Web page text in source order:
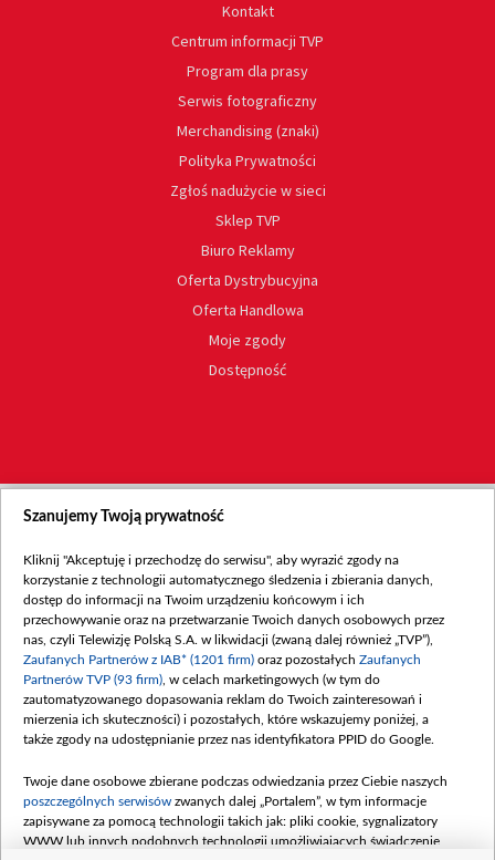
Kontakt
Centrum informacji TVP
Program dla prasy
Serwis fotograficzny
Merchandising (znaki)
Polityka Prywatności
Zgłoś nadużycie w sieci
Sklep TVP
Biuro Reklamy
Oferta Dystrybucyjna
Oferta Handlowa
Moje zgody
Dostępność
Szanujemy Twoją prywatność
Kliknij "Akceptuję i przechodzę do serwisu", aby wyrazić zgody na
korzystanie z technologii automatycznego śledzenia i zbierania danych,
dostęp do informacji na Twoim urządzeniu końcowym i ich
przechowywanie oraz na przetwarzanie Twoich danych osobowych przez
nas, czyli Telewizję Polską S.A. w likwidacji (zwaną dalej również „TVP”),
Zaufanych Partnerów z IAB* (1201 firm) oraz pozostałych Zaufanych
Partnerów TVP (93 firm) , w celach marketingowych (w tym do
zautomatyzowanego dopasowania reklam do Twoich zainteresowań i
mierzenia ich skuteczności) i pozostałych, które wskazujemy poniżej, a
także zgody na udostępnianie przez nas identyfikatora PPID do Google.
Twoje dane osobowe zbierane podczas odwiedzania przez Ciebie naszych
poszczególnych serwisów zwanych dalej „Portalem”, w tym informacje
zapisywane za pomocą technologii takich jak: pliki cookie, sygnalizatory
WWW lub innych podobnych technologii umożliwiających świadczenie